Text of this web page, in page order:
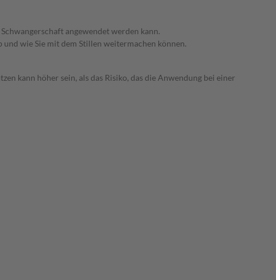
angewendet werden kann.
wie Sie mit dem Stillen weitermachen können.
kann höher sein, als das Risiko, das die Anwendung bei einer